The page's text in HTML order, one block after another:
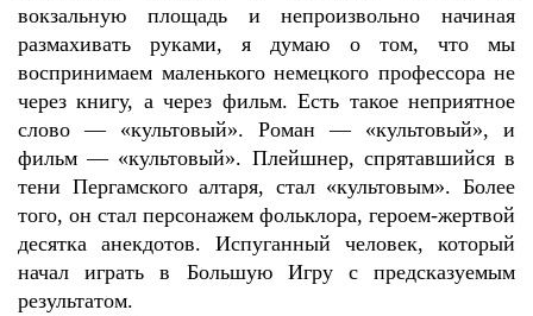
вокзальную площадь и непроизвольно начиная
размахивать руками, я думаю о том, что мы
воспринимаем маленького немецкого профессора не
через книгу, а через фильм. Есть такое неприятное
слово — «культовый». Роман — «культовый», и
фильм — «культовый». Плейшнер, спрятавшийся в
тени Пергамского алтаря, стал «культовым». Более
того, он стал персонажем фольклора, героем-жертвой
десятка анекдотов. Испуганный человек, который
начал играть в Большую Игру с предсказуемым
результатом.